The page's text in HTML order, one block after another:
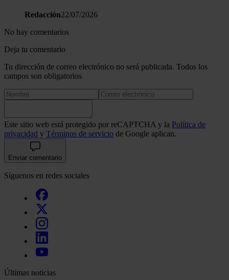
Redacción22/07/2026
No hay comentarios
Deja tu comentario
Tu dirección de correo electrónico no será publicada. Todos los
campos son obligatorios
Este sitio web está protegido por reCAPTCHA y la Política de
privacidad y Términos de servicio de Google aplican.
Enviar comentario
Síguenos en redes sociales
Últimas noticias